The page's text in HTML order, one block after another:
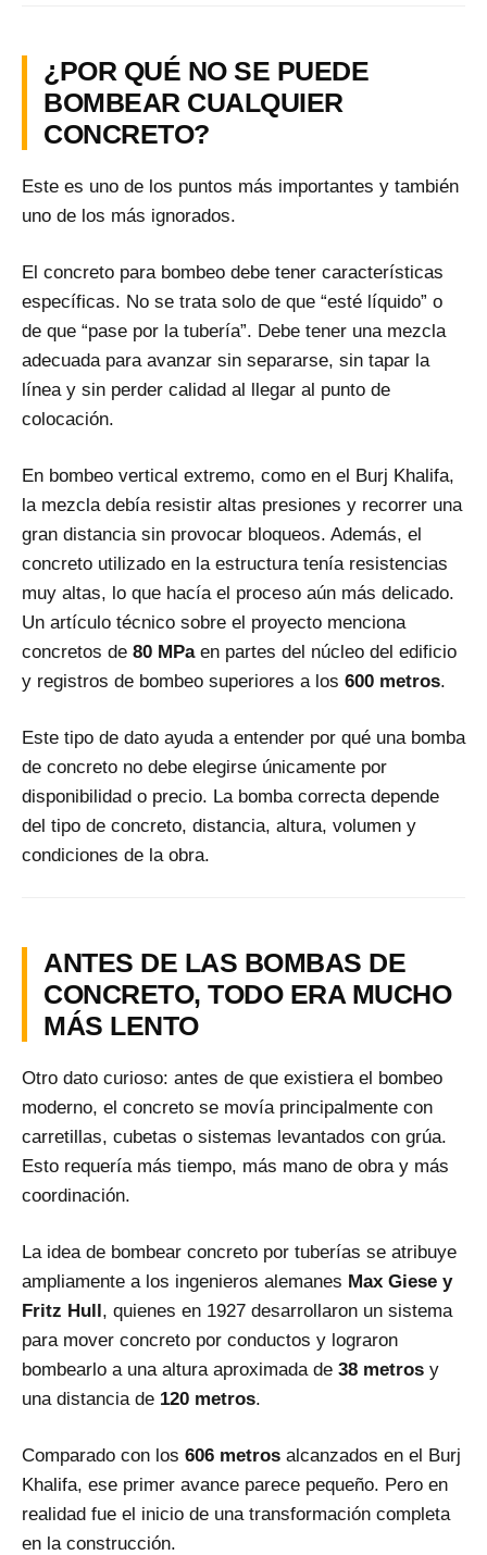
¿POR QUÉ NO SE PUEDE
BOMBEAR CUALQUIER
CONCRETO?
Este es uno de los puntos más importantes y también
uno de los más ignorados.
El concreto para bombeo debe tener características
específicas. No se trata solo de que “esté líquido” o
de que “pase por la tubería”. Debe tener una mezcla
adecuada para avanzar sin separarse, sin tapar la
línea y sin perder calidad al llegar al punto de
colocación.
En bombeo vertical extremo, como en el Burj Khalifa,
la mezcla debía resistir altas presiones y recorrer una
gran distancia sin provocar bloqueos. Además, el
concreto utilizado en la estructura tenía resistencias
muy altas, lo que hacía el proceso aún más delicado.
Un artículo técnico sobre el proyecto menciona
concretos de 80 MPaen partes del núcleo del edificio
y registros de bombeo superiores a los 600 metros.
Este tipo de dato ayuda a entender por qué una bomba
de concreto no debe elegirse únicamente por
disponibilidad o precio. La bomba correcta depende
del tipo de concreto, distancia, altura, volumen y
condiciones de la obra.
ANTES DE LAS BOMBAS DE
CONCRETO, TODO ERA MUCHO
MÁS LENTO
Otro dato curioso: antes de que existiera el bombeo
moderno, el concreto se movía principalmente con
carretillas, cubetas o sistemas levantados con grúa.
Esto requería más tiempo, más mano de obra y más
coordinación.
La idea de bombear concreto por tuberías se atribuye
ampliamente a los ingenieros alemanes Max Giese y
Fritz Hull, quienes en 1927 desarrollaron un sistema
para mover concreto por conductos y lograron
bombearlo a una altura aproximada de 38 metros y
una distancia de 120 metros.
Comparado con los 606 metros alcanzados en el Burj
Khalifa, ese primer avance parece pequeño. Pero en
realidad fue el inicio de una transformación completa
en la construcción.